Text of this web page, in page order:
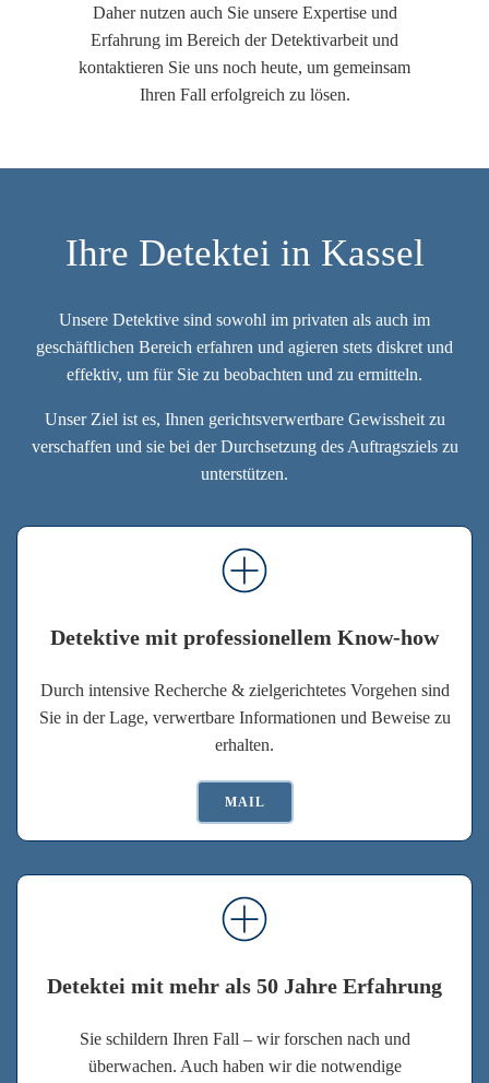
Daher nutzen auch Sie unsere Expertise und
Erfahrung im Bereich der Detektivarbeit und
kontaktieren Sie uns noch heute, um gemeinsam
Ihren Fall erfolgreich zu lösen.
Ihre Detektei in Kassel
Unsere Detektive sind sowohl im privaten als auch im
geschäftlichen Bereich erfahren und agieren stets diskret und
effektiv, um für Sie zu beobachten und zu ermitteln.
Unser Ziel ist es, Ihnen gerichtsverwertbare Gewissheit zu
verschaffen und sie bei der Durchsetzung des Auftragsziels zu
unterstützen.
Detektive mit professionellem Know-how
Durch intensive Recherche & zielgerichtetes Vorgehen sind
Sie in der Lage, verwertbare Informationen und Beweise zu
erhalten.
MAIL
Detektei mit mehr als 50 Jahre Erfahrung
Sie schildern Ihren Fall – wir forschen nach und
überwachen. Auch haben wir die notwendige